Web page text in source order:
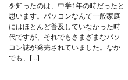
を知ったのは、中学1年の時だったと
思います。パソコンなんて一般家庭
にはほとんど普及していなかった時
代ですが、それでもさまざまなパソ
コン誌が発売されていました。なか
でも、[…]